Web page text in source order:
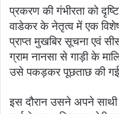
प्रकरण की गंभीरता को
वाडेकर के नेतृत्व में एक
प्राप्त मुखबिर सूचना एवं
ग्राम नानसा से गाड़ी के
उसे पकड़कर पूछताछ की
इस दौरान उसने अपने साथी